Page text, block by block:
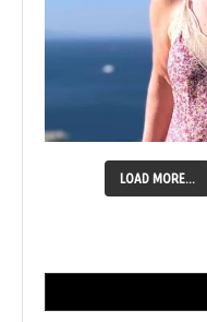
LOAD MORE...